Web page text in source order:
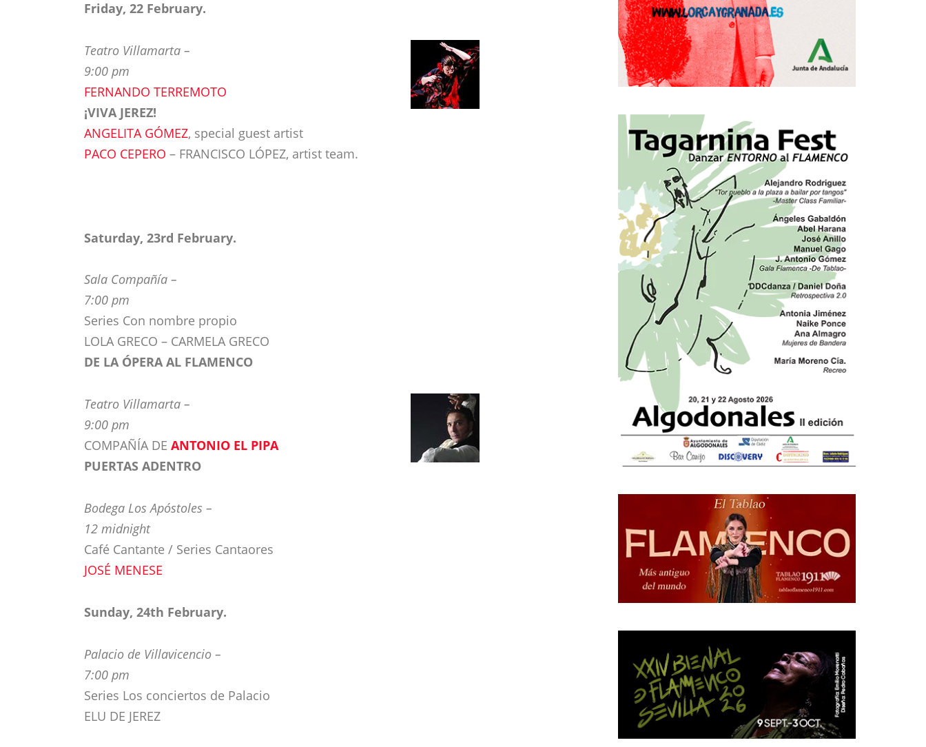
Friday, 22 February.
Teatro Villamarta –
9:00 pm
FERNANDO TERREMOTO
¡VIVA JEREZ!
ANGELITA GÓMEZ, special guest artist
PACO CEPERO – FRANCISCO LÓPEZ, artist team.
Saturday, 23rd February.
Sala Compañía –
7:00 pm
Series Con nombre propio
LOLA GRECO – CARMELA GRECO
DE LA ÓPERA AL FLAMENCO
Teatro Villamarta –
9:00 pm
COMPAÑÍA DE ANTONIO EL PIPA
PUERTAS ADENTRO
Bodega Los Apóstoles –
12 midnight
Café Cantante / Series Cantaores
JOSÉ MENESE
Sunday, 24th February.
Palacio de Villavicencio –
7:00 pm
Series Los conciertos de Palacio
ELU DE JEREZ